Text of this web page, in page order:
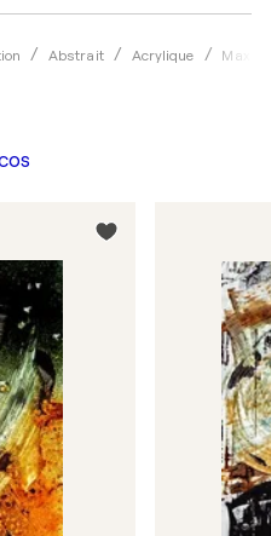
Abstrait Acrylique Max